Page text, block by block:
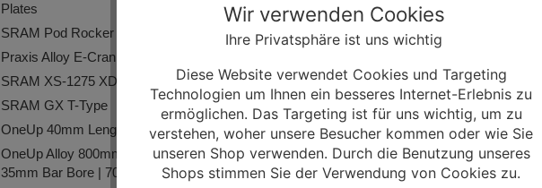
Plates
SRAM Pod Rocker With MMX Clamp | AXS Controller | Rocking Actuation
Praxis Alloy E-Cranks 150mm | SRAM 34T Chainring | 55mm Chainline | Black
SRAM XS-1275 XD Fit 10-52T 12speed
SRAM GX T-Type
OneUp 40mm Length | 35mm Bar Clamp | Black | Forged 6061 Aluminum
OneUp Alloy 800mm Width | S1-S2:20mm / S3-S4:35mm Rise | 8° Backsweep 5° Upward |
35mm Bar Bore | 7075 Aluminum / Black
Wir verwenden Cookies
Ihre Privatsphäre ist uns wichtig
Diese Website verwendet Cookies und Targeting
Technologien um Ihnen ein besseres Internet-Erlebnis zu
ermöglichen. Das Targeting ist für uns wichtig, um zu
verstehen, woher unsere Besucher kommen oder wie Sie
unseren Shop verwenden. Durch die Benutzung unseres
Shops stimmen Sie der Verwendung von Cookies zu.